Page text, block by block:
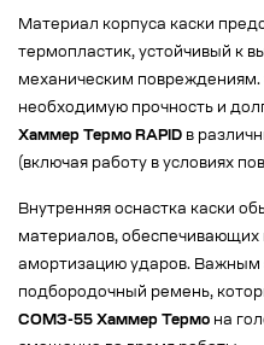
Материал корпуса каски
термопластик, устойчивый к
механическим
необходимую прочность и
Хаммер Термо RAPID в
(включая работу в условиях
Внутренняя оснастка каски
материалов,
амортизацию ударов. Важным
подбородочный ремень,
СОМЗ-55 Хаммер Термо на